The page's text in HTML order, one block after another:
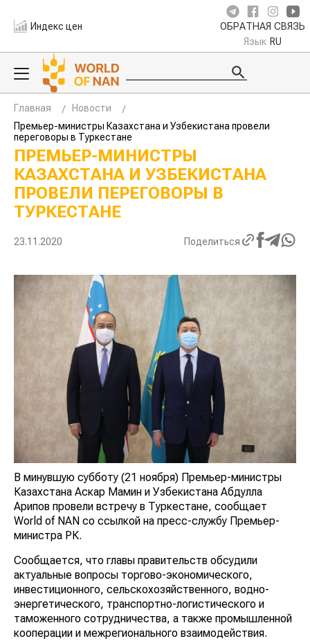
Индекс цен ОБРАТНАЯ СВЯЗЬ
Язык RU
Главная
Новости
Премьер-министры Казахстана и Узбекистана провели
переговоры в Туркестане
ПРЕМЬЕР-МИНИСТРЫ
КАЗАХСТАНА И УЗБЕКИСТАНА
ПРОВЕЛИ ПЕРЕГОВОРЫ В
ТУРКЕСТАНЕ
23.11.2020 Поделиться
В минувшую субботу (21 ноября) Премьер-министры
Казахстана Аскар Мамин и Узбекистана Абдулла
Арипов провели встречу в Туркестане, сообщает
World of NAN со ссылкой на пресс-службу Премьер-
министра РК.
Сообщается, что главы правительств обсудили
актуальные вопросы торгово-экономического,
инвестиционного, сельскохозяйственного, водно-
энергетического, транспортно-логистического и
таможенного сотрудничества, а также промышленной
кооперации и межрегионального взаимодействия.